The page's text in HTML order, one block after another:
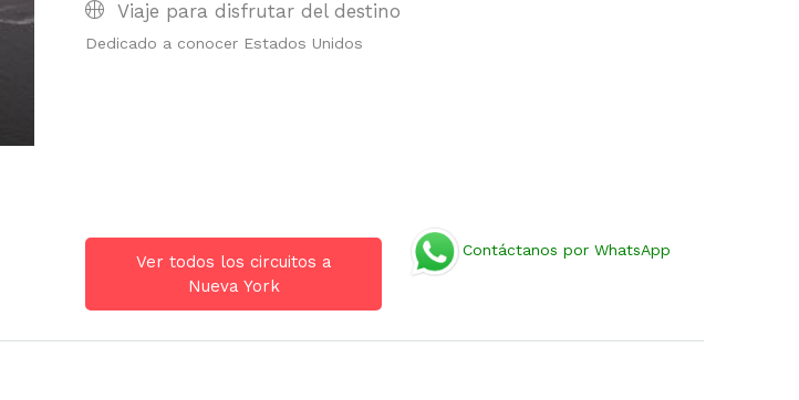
Viaje para disfrutar del destino
Dedicado a conocer Estados Unidos
Ver todos los circuitos a
Nueva York
Contáctanos por WhatsApp